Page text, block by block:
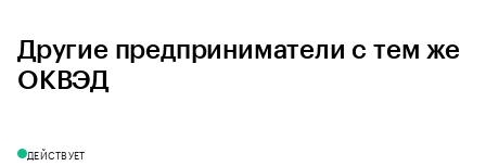
Другие предприниматели с тем же
ОКВЭД
ДЕЙСТВУЕТ